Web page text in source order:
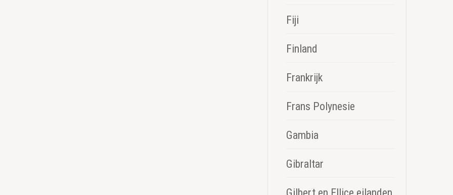
Fiji
Finland
Frankrijk
Frans Polynesie
Gambia
Gibraltar